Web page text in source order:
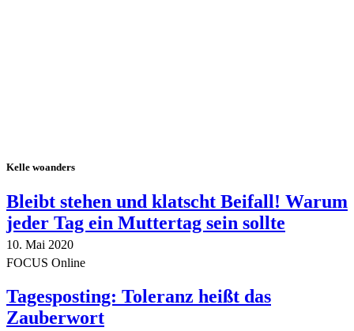
Kelle woanders
Bleibt stehen und klatscht Beifall! Warum
jeder Tag ein Muttertag sein sollte
10. Mai 2020
FOCUS Online
Tagesposting: Toleranz heißt das
Zauberwort